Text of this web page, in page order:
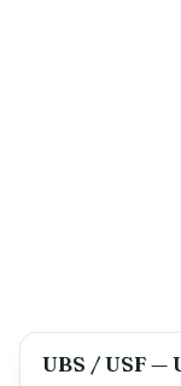
UBS / USF —